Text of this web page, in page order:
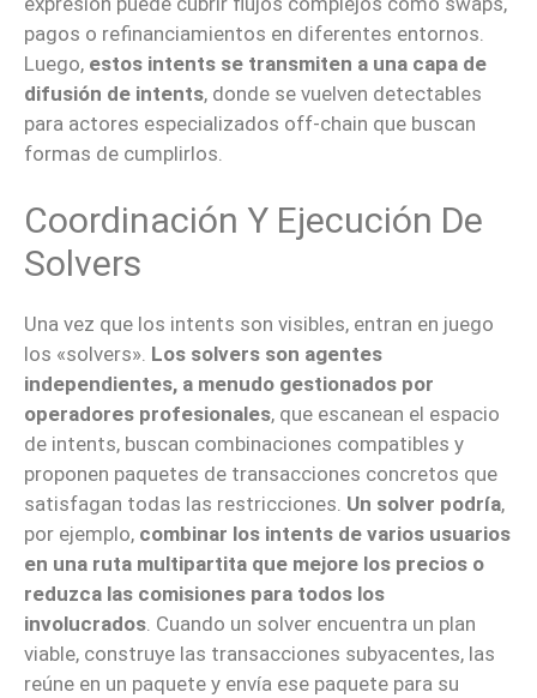
pagos o refinanciamientos en diferentes entornos.
Luego, estos intents se transmiten a una capa de
difusión de intents, donde se vuelven detectables
para actores especializados off-chain que buscan
formas de cumplirlos.
Coordinación Y Ejecución De
Solvers
Una vez que los intents son visibles, entran en juego
los «solvers». Los solvers son agentes
independientes, a menudo gestionados por
operadores profesionales, que escanean el espacio
de intents, buscan combinaciones compatibles y
proponen paquetes de transacciones concretos que
satisfagan todas las restricciones. Un solver podría,
por ejemplo, combinar los intents de varios usuarios
en una ruta multipartita que mejore los precios o
reduzca las comisiones para todos los
involucrados. Cuando un solver encuentra un plan
viable, construye las transacciones subyacentes, las
reúne en un paquete y envía ese paquete para su